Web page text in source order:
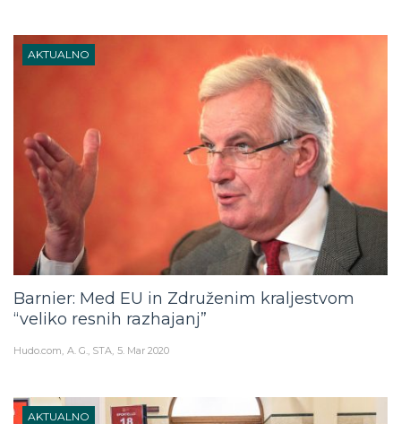
AKTUALNO
Barnier: Med EU in Združenim kraljestvom
“veliko resnih razhajanj”
Hudo.com A. G., STA 5. Mar 2020
AKTUALNO